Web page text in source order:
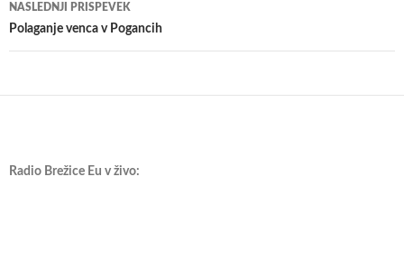
NASLEDNJI PRISPEVEK
Polaganje venca v Pogancih
Radio Brežice Eu v živo: